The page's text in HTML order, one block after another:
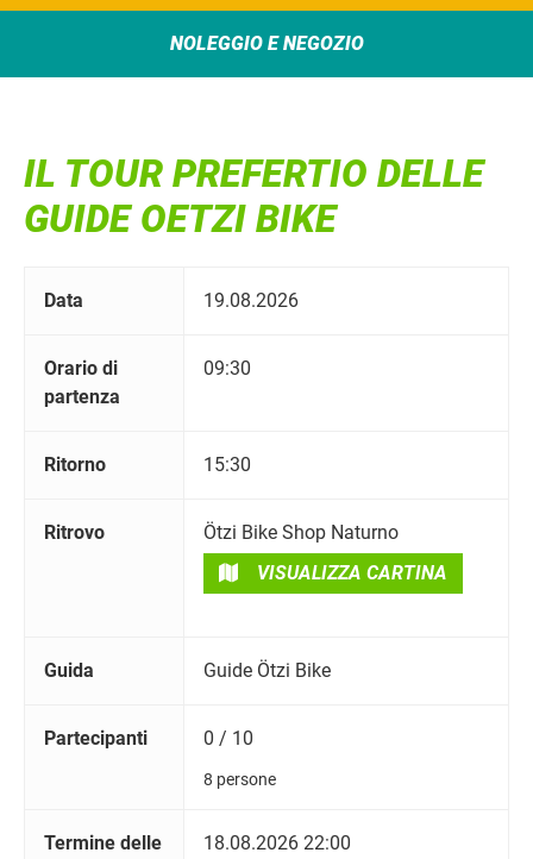
NOLEGGIO E NEGOZIO
IL TOUR PREFERTIO DELLE
GUIDE OETZI BIKE
Data 19.08.2026
Orario di
partenza
09:30
Ritorno 15:30
Ritrovo
Ötzi Bike Shop Naturno
VISUALIZZA CARTINA
Guida Guide Ötzi Bike
Partecipanti 0 / 10
8 persone
Termine delle
18.08.2026 22:00